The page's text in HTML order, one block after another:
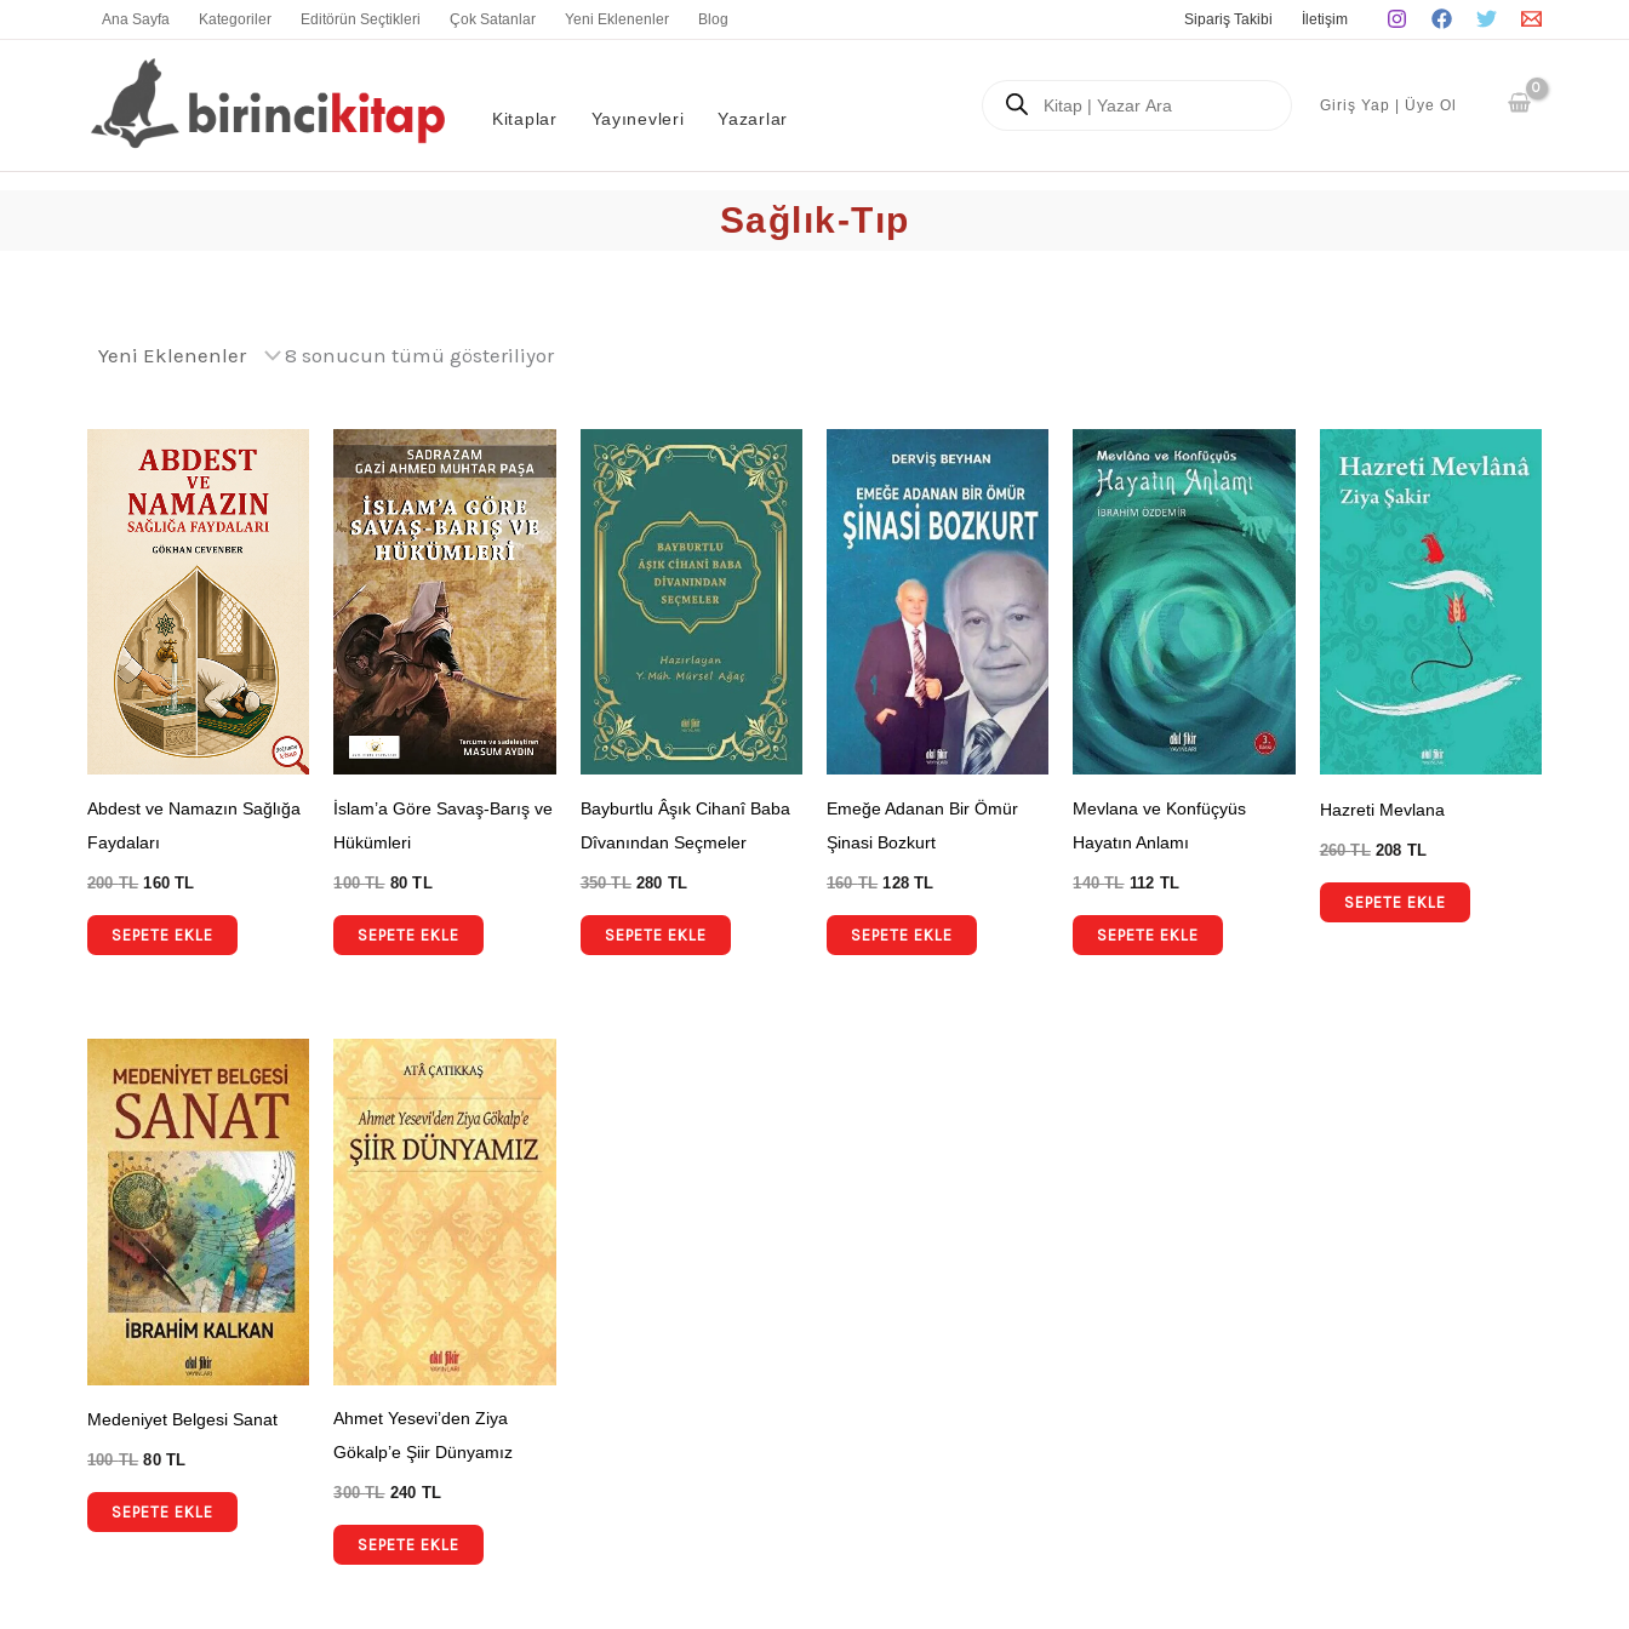
Ana Sayfa Kategoriler Editörün Seçtikleri Çok Satanlar Yeni Eklenenler Blog Sipariş Takibi İletişim
Kitaplar Yayınevleri Yazarlar
search
Giriş Yap | Üye Ol
Sağlık-Tıp
8 sonucun tümü gösteriliyor
En
yeniye
Abdest ve Namazın Sağlığa
Faydaları
200TL 160TL
SEPETE EKLE
İslam’a Göre Savaş-Barış ve
Hükümleri
100TL 80TL
SEPETE EKLE
Bayburtlu Âşık Cihanî Baba
Dîvanından Seçmeler
350TL 280 TL
SEPETE EKLE
Emeğe Adanan Bir Ömür
Şinasi Bozkurt
160TL 128TL
SEPETE EKLE
Mevlana ve Konfüçyüs
Hayatın Anlamı
140TL 112 TL
SEPETE EKLE
Hazreti Mevlana
260TL 208 TL
SEPETE EKLE
Medeniyet Belgesi Sanat
100TL 80TL
SEPETE EKLE
Ahmet Yesevi’den Ziya
Gökalp’e Şiir Dünyamız
300TL 240 TL
SEPETE EKLE